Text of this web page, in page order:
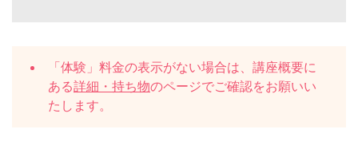
「体験」料金の表示がない場合は、講座概要に
ある詳細・持ち物のページでご確認をお願いい
たします。